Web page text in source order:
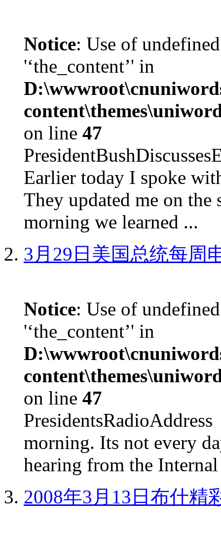
Notice: Use of
'‘the_content’' in
on line 47
Earlier today I spoke
They updated me on the
morning we learned ...
3月29日美国总统每周
Notice: Use of
'‘the_content’' in
on line 47
morning. Its not every
hearing from the
2008年3月13日布什精